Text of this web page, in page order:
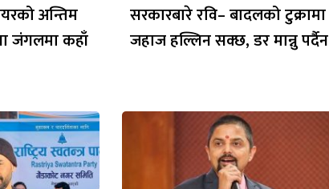
अन्तिम
जंगलमा कहाँ
सरकारबारे रवि– बादलको टुक्रामा
जहाज हल्लिन सक्छ, डर मान्नु पर्दैन